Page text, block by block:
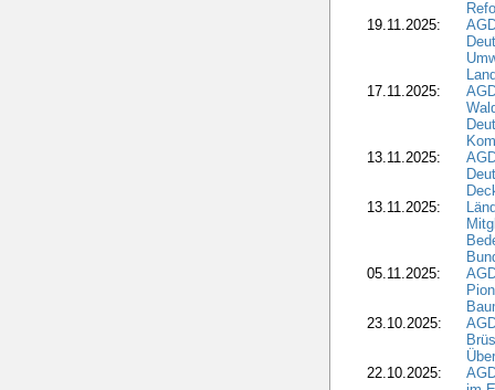
19.11.2025:
17.11.2025:
13.11.2025:
13.11.2025:
05.11.2025:
23.10.2025:
22.10.2025: